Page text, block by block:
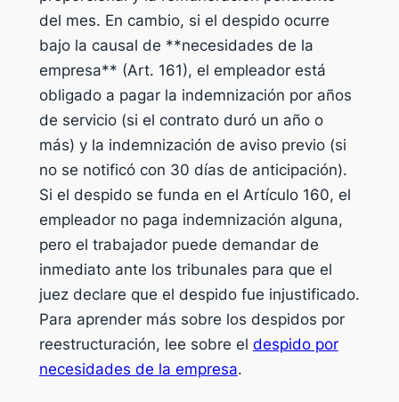
del mes. En cambio, si el despido ocurre
bajo la causal de **necesidades de la
empresa** (Art. 161), el empleador está
obligado a pagar la indemnización por años
de servicio (si el contrato duró un año o
más) y la indemnización de aviso previo (si
no se notificó con 30 días de anticipación).
Si el despido se funda en el Artículo 160, el
empleador no paga indemnización alguna,
pero el trabajador puede demandar de
inmediato ante los tribunales para que el
juez declare que el despido fue injustificado.
Para aprender más sobre los despidos por
reestructuración, lee sobre el despido por
necesidades de la empresa.